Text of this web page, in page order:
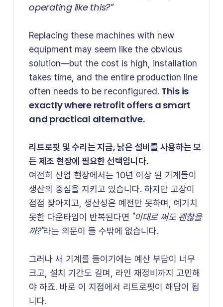
operating like this?”
Replacing these machines with new
equipment may seem like the obvious
solution—but the cost is high, installation
takes time, and the entire production line
often needs to be reconfigured. This is
exactly where retrofit offers a smart
and practical alternative.
리트로핏 및 수리는 지금, 낡은 설비를 사용하는 모
든 제조 현장에 필요한 선택입니다.
여전히 산업 현장에서는 10년 이상 된 기계들이
생산의 중심을 지키고 있습니다. 하지만 고장이
점점 잦아지고, 생산성은 예전만 못하며, 예기치
못한 다운타임이 반복된다면 "이대로 써도 괜찮을
까?"라는 의문이 들 수밖에 없습니다.
그러나 새 기계를 들이기에는 예산 부담이 너무
크고, 설치 기간도 길며, 라인 재정비까지 고민해
야 하죠. 바로 이 지점에서 리트로핏이 해답이 됩
니다.